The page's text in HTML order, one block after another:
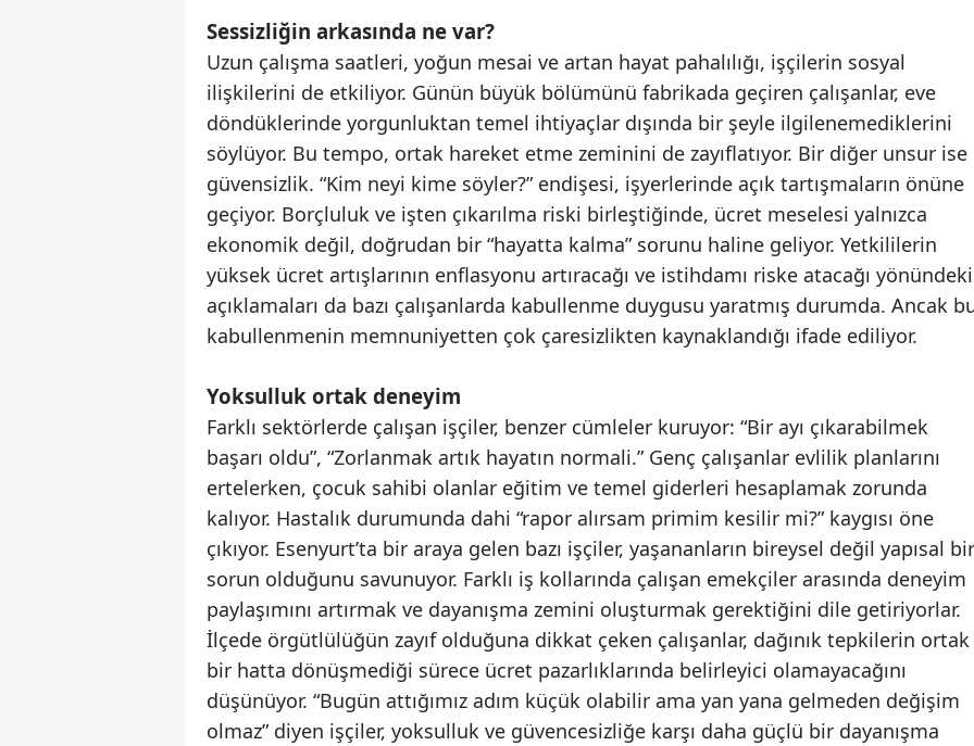
Sessizliğin arkasında ne var?
Uzun çalışma saatleri, yoğun mesai ve artan hayat pahalılığı, işçilerin sosyal
ilişkilerini de etkiliyor. Günün büyük bölümünü fabrikada geçiren çalışanlar, eve
döndüklerinde yorgunluktan temel ihtiyaçlar dışında bir şeyle ilgilenemediklerini
söylüyor. Bu tempo, ortak hareket etme zeminini de zayıflatıyor. Bir diğer unsur ise
güvensizlik. “Kim neyi kime söyler?” endişesi, işyerlerinde açık tartışmaların önüne
geçiyor. Borçluluk ve işten çıkarılma riski birleştiğinde, ücret meselesi yalnızca
ekonomik değil, doğrudan bir “hayatta kalma” sorunu haline geliyor. Yetkililerin
yüksek ücret artışlarının enflasyonu artıracağı ve istihdamı riske atacağı yönündeki
açıklamaları da bazı çalışanlarda kabullenme duygusu yaratmış durumda. Ancak
kabullenmenin memnuniyetten çok çaresizlikten kaynaklandığı ifade ediliyor.
Yoksulluk ortak deneyim
Farklı sektörlerde çalışan işçiler, benzer cümleler kuruyor: “Bir ayı çıkarabilmek
başarı oldu”, “Zorlanmak artık hayatın normali.” Genç çalışanlar evlilik planlarını
ertelerken, çocuk sahibi olanlar eğitim ve temel giderleri hesaplamak zorunda
kalıyor. Hastalık durumunda dahi “rapor alırsam primim kesilir mi?” kaygısı öne
çıkıyor. Esenyurt’ta bir araya gelen bazı işçiler, yaşananların bireysel değil yapısal bir
sorun olduğunu savunuyor. Farklı iş kollarında çalışan emekçiler arasında deneyim
paylaşımını artırmak ve dayanışma zemini oluşturmak gerektiğini dile getiriyorlar.
İlçede örgütlülüğün zayıf olduğuna dikkat çeken çalışanlar, dağınık tepkilerin ortak
bir hatta dönüşmediği sürece ücret pazarlıklarında belirleyici olamayacağını
düşünüyor. “Bugün attığımız adım küçük olabilir ama yan yana gelmeden değişim
olmaz” diyen işçiler, yoksulluk ve güvencesizliğe karşı daha güçlü bir dayanışma